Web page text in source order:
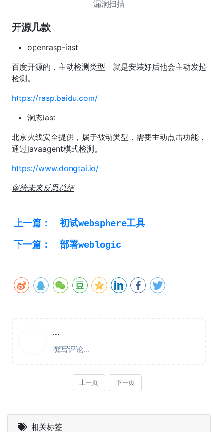
漏洞扫描
开源几款
openrasp-iast
百度开源的，主动检测类型，就是安装好后他会主动发起
检测。
https://rasp.baidu.com/
洞态iast
北京火线安全提供，属于被动类型，需要主动点击功能，
通过javaagent模式检测。
https://www.dongtai.io/
留给未来反思总结
上一篇：
初试websphere工具
下一篇：
部署weblogic
相关标签